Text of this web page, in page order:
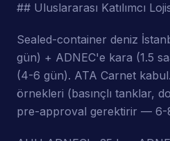
## Uluslararası Katılımcı
Sealed-container deniz
gün) + ADNEC'e kara (1.5
(4-6 gün). ATA Carnet
örnekleri (basınçlı tanklar,
pre-approval gerektirir — 6-